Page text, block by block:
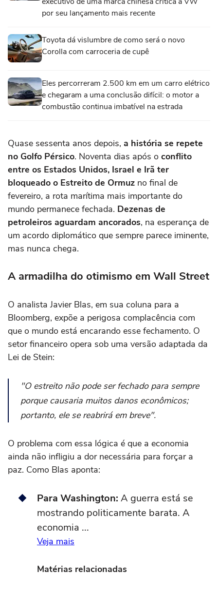
por seu lançamento mais recente
Toyota dá vislumbre de como será o novo
Corolla com carroceria de cupê
Eles percorreram 2.500 km em um carro elétrico
e chegaram a uma conclusão difícil: o motor a
combustão continua imbatível na estrada
Quase sessenta anos depois, a história se repete
no Golfo Pérsico. Noventa dias após o conflito
entre os Estados Unidos, Israel e Irã ter
bloqueado o Estreito de Ormuz no final de
fevereiro, a rota marítima mais importante do
mundo permanece fechada. Dezenas de
petroleiros aguardam ancorados, na esperança de
um acordo diplomático que sempre parece iminente,
mas nunca chega.
A armadilha do otimismo em Wall Street
O analista Javier Blas, em sua coluna para a
Bloomberg, expõe a perigosa complacência com
que o mundo está encarando esse fechamento. O
setor financeiro opera sob uma versão adaptada da
Lei de Stein:
"O estreito não pode ser fechado para sempre
porque causaria muitos danos econômicos;
portanto, ele se reabrirá em breve".
O problema com essa lógica é que a economia
ainda não infligiu a dor necessária para forçar a
paz. Como Blas aponta:
Para Washington: A guerra está se
mostrando politicamente barata. A
economia ...
Veja mais
Matérias relacionadas